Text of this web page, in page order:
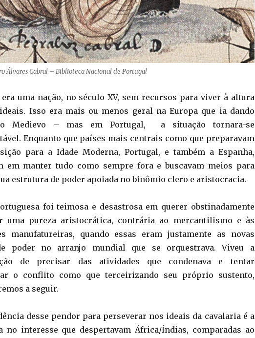
Álvares Cabral – Biblioteca Nacional de Portugal
uma nação, no século XV, sem recursos para viver à altura
Isso era mais ou menos geral na Europa que ia dando
Medievo – mas em Portugal, a situação tornara-se
Enquanto que países mais centrais como que preparavam
para a Idade Moderna, Portugal, e também a Espanha,
em manter tudo como sempre fora e buscavam meios para
estrutura de poder apoiada no binômio clero e aristocracia.
foi teimosa e desastrosa em querer obstinadamente
uma pureza aristocrática, contrária ao mercantilismo e às
manufatureiras, quando essas eram justamente as novas
poder no arranjo mundial que se orquestrava. Viveu a
de precisar das atividades que condenava e tentar
o conflito como que terceirizando seu próprio sustento,
a seguir.
desse pendor para perseverar nos ideais da cavalaria é a
no interesse que despertavam África/Índias, comparadas ao